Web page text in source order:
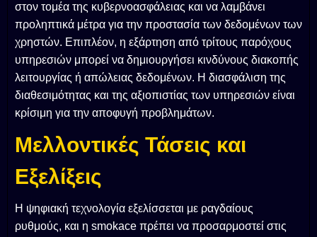
στον τομέα της κυβερνοασφάλειας και να λαμβάνει
προληπτικά μέτρα για την προστασία των δεδομένων των
χρηστών. Επιπλέον, η εξάρτηση από τρίτους παρόχους
υπηρεσιών μπορεί να δημιουργήσει κινδύνους διακοπής
λειτουργίας ή απώλειας δεδομένων. Η διασφάλιση της
διαθεσιμότητας και της αξιοπιστίας των υπηρεσιών είναι
κρίσιμη για την αποφυγή προβλημάτων.
Μελλοντικές Τάσεις και
Εξελίξεις
Η ψηφιακή τεχνολογία εξελίσσεται με ραγδαίους
ρυθμούς, και η smokace πρέπει να προσαρμοστεί στις